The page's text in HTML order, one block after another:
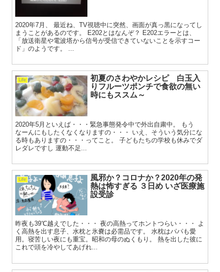
2020年7月、 最近ね、TV視聴中に突然、画面が真っ黒になってし
まうことがあるのです。 E202とはなんぞ？ E202エラーとは、
「放送衛星や電波塔から信号が受信できていないことを示すコー
ド」のようです。 ...
Life
初夏のさわやかレシピ 白玉入
りフルーツポンチで食欲の無い
時にもススム～
2020年5月といえば・・・緊急事態発令中で外出自粛中。 もう
なーんにもしたくなくなりますの・・・ いえ、そういう気分にな
る時もありますの・・・ってこと。 子どもたちの学校も休みでダ
レダレですし 運動不足...
Life
風邪か？コロナか？2020年の発
熱は怖すぎる ３日め いざ医療施
設受診
昨夜も39℃越えでした・・・ 夜の高熱ってホントつらい・・・ よ
く高熱を出す息子、水枕と氷嚢は必需品です。 水枕はパパも愛
用。寝苦しい夜にも重宝。昭和の母のぬくもり。 熱を出した彼に
これで頭を冷やしてあげれ...